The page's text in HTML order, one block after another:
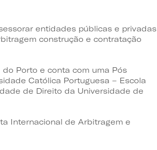
entidades públicas e privadas
construção e contratação
Porto e conta com uma Pós
Católica Portuguesa – Escola
de Direito da Universidade de
Internacional de Arbitragem e